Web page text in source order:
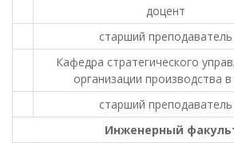
доцент
старший преподаватель
Кафедра стратегического
организации производства
старший преподаватель
Инженерный